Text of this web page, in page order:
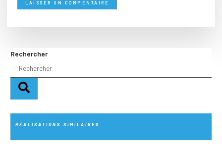
Rechercher
RÉALISATIONS SIMILAIRES